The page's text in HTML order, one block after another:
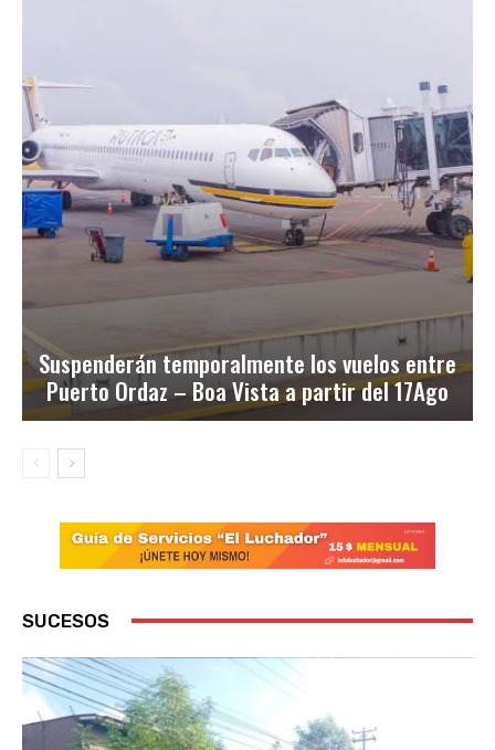
Suspenderán temporalmente los vuelos entre
Puerto Ordaz – Boa Vista a partir del 17Ago
SUCESOS